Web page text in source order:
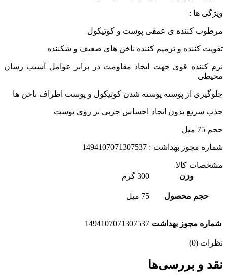
ویژگی ها :
مرطوب کننده ی عمقی پوست و کوتیکول
تقویت کننده و ترمیم کننده ناخن های ضعیف و شکننده
نرم کننده قوی جهت ایجاد مقاومت در برابر عوامل آسیب رسان
محیطی
جلوگیری از پوسته پوسته شدن کوتیکول و پوست اطراف ناخن ها
جذب سریع بدون ایجاد احساس چربی بر روی پوست
حجم 75 میل
شماره مجوز بهداشت : 1494107071307537
مشخصات کالا
وزن
300 گرم
حجم محصول 75 میل
شماره مجوز بهداشت 1494107071307537
نظرات (0)
نقد و بررسی‌ها